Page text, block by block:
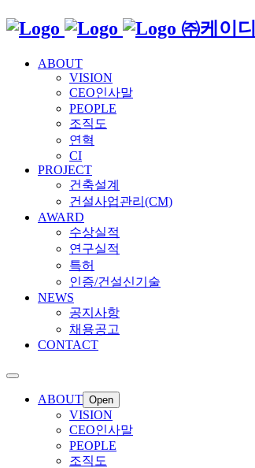
㈜케이
ABOUT
VISION
CEO인사말
PEOPLE
조직도
연혁
CI
PROJECT
건축설계
건설사업관리(CM)
AWARD
수상실적
연구실적
특허
인증/건설신기술
NEWS
공지사항
채용공고
CONTACT
ABOUT Open
VISION
CEO인사말
PEOPLE
조직도